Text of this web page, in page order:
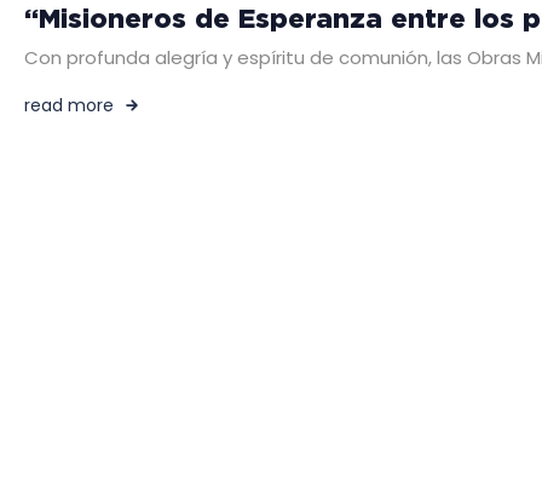
“Misioneros de Esperanza entre los
Con profunda alegría y espíritu de comunión, las Obras
read more